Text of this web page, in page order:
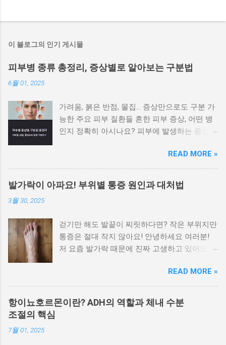
이 블로그의 인기 게시물
피부병 종류 총정리, 증상별로 알아보는 구분법
6월 01, 2025
가려움, 붉은 반점, 물집… 증상만으로도 구분 가
능한 주요 피부 질환들 흔한 피부 증상, 어떤 병
인지 정확히 아시나요? 피부에 발생하는 증상은
수 있으며, 치료법도 달라집니다. 가려움이나 붉
은 반점, 각질, 수포 등 증상만으로도 어느 정도
피부병을 구별할 수 있습니다. 이 글에서는 대표
적인 피부 질환을 증상별로 나눠 정리 하여 빠르
는 경우 습진과 옴을 우선적으로 의심해야 합니
다 가장 흔한 피부 증상인 가려움은 원인에 따라
양상이 다릅니다. 습진 은 피부가 붉어지고 벗겨
으로, 특히 밤에 가려움이 심해지는 것이 특징입
니다. 가려운 부위가 손가락 사이, 겨드랑이, 배
꼽 주변이라면 옴의 가능성이 높습니다. 붉은 반
READ MORE »
발가락이 아파요! 부위별 통증 원인과 대처법
3월 30, 2025
걷기만 해도 발끝이 찌릿하다면? 작은 부위지만
통증은 절대 작지 않아요! 안녕하세요 여러분!
저 요즘 발가락 때문에 진짜 고생하고 있어요.
딜 때, 말로 표현 못할 만큼 아프더라고요. 처음
엔 대수롭지 않게 생각했는데 이게 점점 심해져
서 결국 병원도 다녀왔습니다. 발가락이 이렇게
나 중요했다는 걸, 직접 아파보고 나서야 알겠더
READ MORE »
항이뇨호르몬이란? ADH의 역할과 체내 수분
조절의 핵심
7월 01, 2025